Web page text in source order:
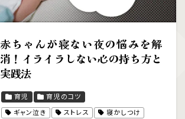
赤ちゃんが寝ない夜の悩みを解
消！イライラしない心の持ち方と
実践法
育児
育児のコツ
ギャン泣き
ストレス
寝かしつけ